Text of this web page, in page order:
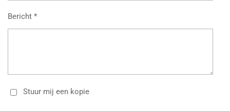
Bericht *
Stuur mij een kopie